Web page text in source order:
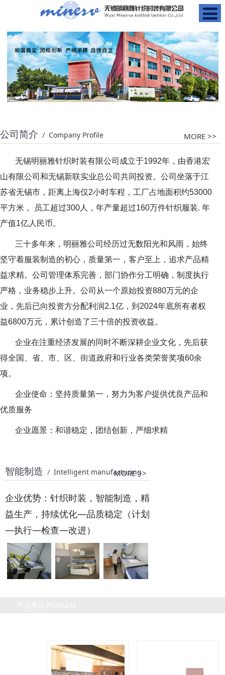
公司简介 / Company Profile MORE >>
无锡明丽雅针织时装有限公司成立于1992年，由香港宏
山有限公司和无锡新联实业总公司共同投资。公司坐落于江
苏省无锡市，距离上海仅2小时车程，工厂占地面积约53000
平方米， 员工超过300人，年产量超过160万件针织服装. 年
产值1亿人民币。
三十多年来，明丽雅公司经历过无数阳光和风雨，始终
坚守着服装制造的初心，质量第一，客户至上，追求产品精
益求精。公司管理体系完善，部门协作分工明确，制度执行
严格，业务稳步上升。公司从一个原始投资880万元的企
业，先后已向投资方分配利润2.1亿，到2024年底所有者权
益6800万元，累计创造了三十倍的投资收益。
企业在注重经济发展的同时不断深耕企业文化，先后获
得全国、省、市、区、街道政府和行业各类荣誉奖项60余
项。
企业使命：坚持质量第一，努力为客户提供优良产品和
优质服务
企业愿景：和谐稳定，团结创新，严细求精
智能制造 / Intelligent manufacturing
MORE >>
企业优势：针织时装，智能制造，精
益生产，持续优化—品质稳定（计划
—执行—检查—改进）